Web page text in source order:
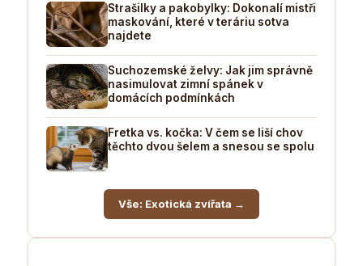
Strašilky a pakobylky: Dokonalí mistři
maskování, které v teráriu sotva
najdete
Suchozemské želvy: Jak jim správně
nasimulovat zimní spánek v
domácích podmínkách
Fretka vs. kočka: V čem se liší chov
těchto dvou šelem a snesou se spolu
Vše: Exotická zvířata →